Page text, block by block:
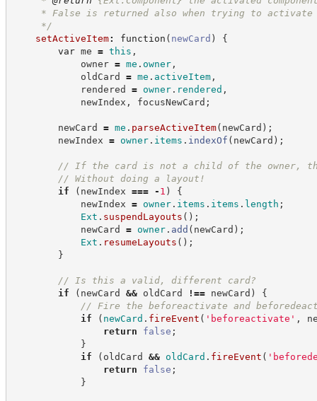
* False is returned also when trying to activate
*/
setActiveItem: function ( newCard )
{
var me = this ,
owner = me . owner ,
oldCard = me . activeItem ,
rendered = owner . rendered ,
newIndex , focusNewCard ;
newCard = me . parseActiveItem( newCard ) ;
newIndex = owner . items . indexOf ( newCard ) ;
// If the card is not a child of the owner,
// Without doing a layout!
if
( newIndex === - 1 )
{
newIndex = owner . items . items . length ;
Ext . suspendLayouts ( ) ;
newCard = owner . add ( newCard ) ;
Ext . resumeLayouts ( ) ;
}
// Is this a valid, different card?
if
( newCard && oldCard !== newCard )
{
// Fire the beforeactivate and
if
( newCard . fireEvent ( ' beforeactivate ' ,
return
false ;
}
if
( oldCard && oldCard . fireEvent ( '
return
false ;
}